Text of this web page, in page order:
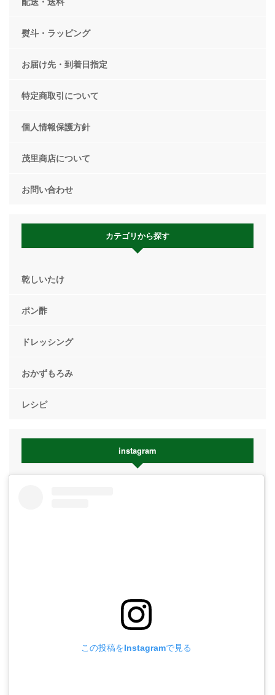
熨斗・ラッピング
お届け先・到着日指定
特定商取引について
個人情報保護方針
茂里商店について
お問い合わせ
カテゴリから探す
乾しいたけ
ポン酢
ドレッシング
おかずもろみ
レシピ
instagram
この投稿をInstagramで見る